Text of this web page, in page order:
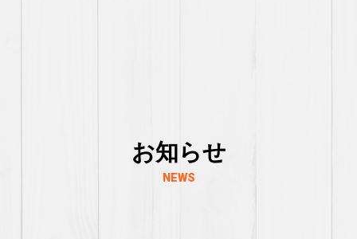
お知らせ
NEWS